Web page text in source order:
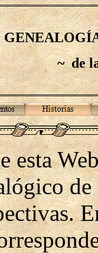
~ de
esta
de